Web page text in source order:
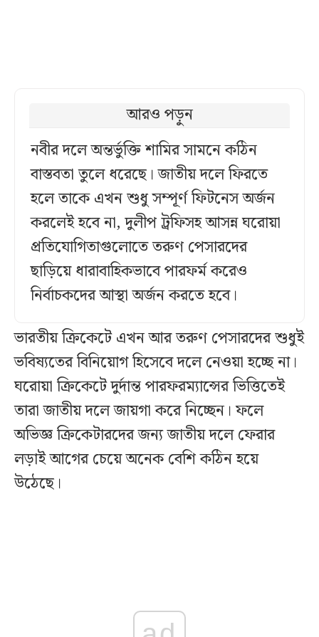
আরও পড়ুন
নবীর দলে অন্তর্ভুক্তি শামির সামনে কঠিন
বাস্তবতা তুলে ধরেছে। জাতীয় দলে ফিরতে
হলে তাকে এখন শুধু সম্পূর্ণ ফিটনেস অর্জন
করলেই হবে না, দুলীপ ট্রফিসহ আসন্ন ঘরোয়া
প্রতিযোগিতাগুলোতে তরুণ পেসারদের
ছাড়িয়ে ধারাবাহিকভাবে পারফর্ম করেও
নির্বাচকদের আস্থা অর্জন করতে হবে।
ভারতীয় ক্রিকেটে এখন আর তরুণ পেসারদের শুধুই
ভবিষ্যতের বিনিয়োগ হিসেবে দলে নেওয়া হচ্ছে না।
ঘরোয়া ক্রিকেটে দুর্দান্ত পারফরম্যান্সের ভিত্তিতেই
তারা জাতীয় দলে জায়গা করে নিচ্ছেন। ফলে
অভিজ্ঞ ক্রিকেটারদের জন্য জাতীয় দলে ফেরার
লড়াই আগের চেয়ে অনেক বেশি কঠিন হয়ে
উঠেছে।